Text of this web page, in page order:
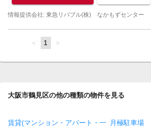
情報提供会社: 東急リバブル(株) なかもずセンター
page
You're
page
1 page
大阪市鶴見区の他の種類の物件を見る
賃貸(マンション・アパート・一
月極駐車場